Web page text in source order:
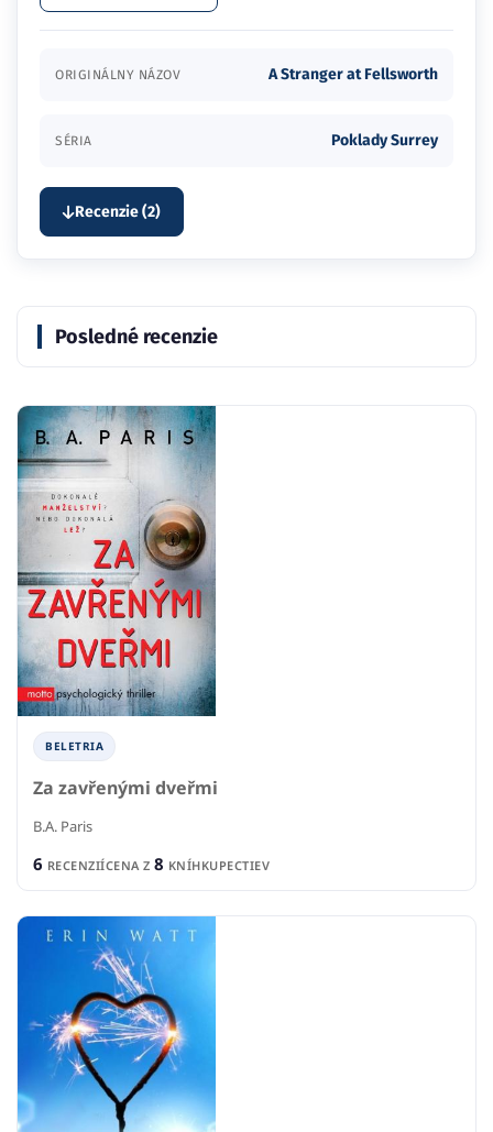
ORIGINÁLNY NÁZOV A Stranger at Fellsworth
SÉRIA Poklady Surrey
Recenzie (2)
Posledné recenzie
BELETRIA
Za zavřenými dveřmi
B.A. Paris
6 RECENZIÍCENA Z 8 KNÍHKUPECTIEV